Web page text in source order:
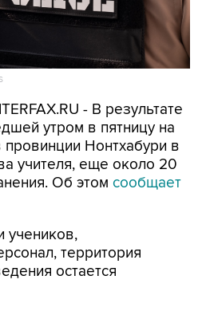
- В результате
Нонтхабури в
учителя, еще около 20
Об этомсообщает
остается
данным, трое